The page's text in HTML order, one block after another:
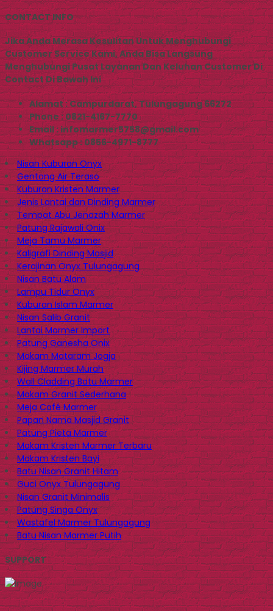
CONTACT INFO
Jika Anda Merasa Kesulitan Untuk Menghubungi
Customer Service Kami, Anda Bisa Langsung
Menghubungi Pusat Layanan Dan Keluhan Customer Di
Contact Di Bawah Ini
Alamat : Campurdarat, Tulungagung 66272
Phone : 0821-4167-7770
Email : infomarmer5758@gmail.com
Whatsapp : 0856-4971-8777
Nisan Kuburan Onyx
Gentong Air Teraso
Kuburan Kristen Marmer
Jenis Lantai dan Dinding Marmer
Tempat Abu Jenazah Marmer
Patung Rajawali Onix
Meja Tamu Marmer
Kaligrafi Dinding Masjid
Kerajinan Onyx Tulungagung
Nisan Batu Alam
Lampu Tidur Onyx
Kuburan Islam Marmer
Nisan Salib Granit
Lantai Marmer Import
Patung Ganesha Onix
Makam Mataram Jogja
Kijing Marmer Murah
Wall Cladding Batu Marmer
Makam Granit Sederhana
Meja Café Marmer
Papan Nama Masjid Granit
Patung Pieta Marmer
Makam Kristen Marmer Terbaru
Makam Kristen Bayi
Batu Nisan Granit Hitam
Guci Onyx Tulungagung
Nisan Granit Minimalis
Patung Singa Onyx
Wastafel Marmer Tulungagung
Batu Nisan Marmer Putih
SUPPORT